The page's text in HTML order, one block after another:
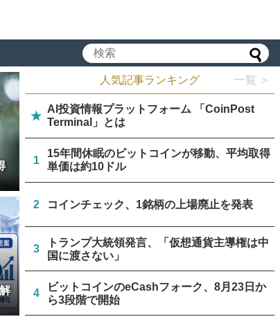
人気記事ランキング 一覧 ＞
★
AI投資情報プラットフォーム 「CoinPost
Terminal」とは
1
15年間休眠のビットコインが移動、平均取得
単価は約10ドル
2 コインチェック、1銘柄の上場廃止を発表
3
トランプ大統領発言、「仮想通貨主導権は中
国に渡さない」
4
ビットコインのeCashフォーク、8月23日か
ら3段階で開始